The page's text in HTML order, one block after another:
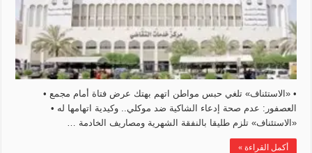
• «الاستئناف» تلغي حبس مواطن اتهم بهتك عرض فتاة أمام مجمع •
العصفور: عدم صحة إدعاء الشاكية ضد موكلي.. وكيدية اتهامها له •
«الاستئناف» تلزم طليقا بالنفقة الشهرية ومصاريف الخادمة …
أكمل القراءة »